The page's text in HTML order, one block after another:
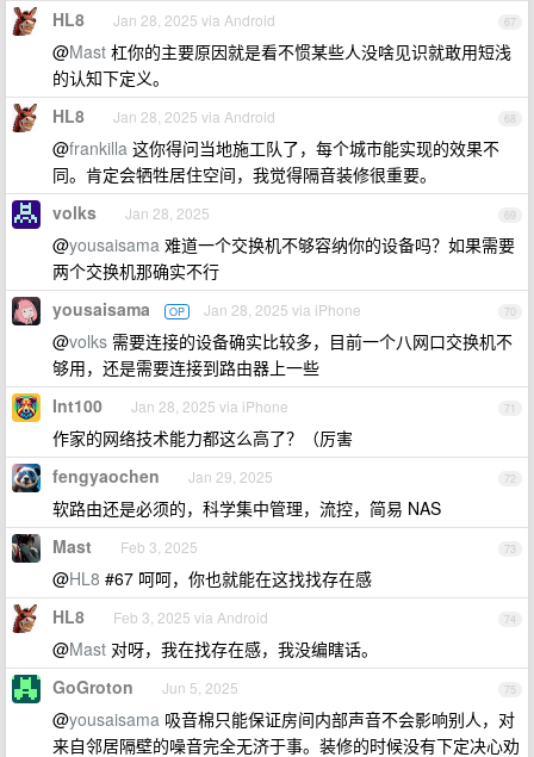
67
HL8 Jan 28, 2025 via Android
@Mast 杠你的主要原因就是看不惯某些人没啥见识就敢用短浅
的认知下定义。
68
HL8 Jan 28, 2025 via Android
@frankilla 这你得问当地施工队了，每个城市能实现的效果不
同。肯定会牺牲居住空间，我觉得隔音装修很重要。
69
volks Jan 28, 2025
@yousaisama 难道一个交换机不够容纳你的设备吗？如果需要
两个交换机那确实不行
70
yousaisama OP Jan 28, 2025 via iPhone
@volks 需要连接的设备确实比较多，目前一个八网口交换机不
够用，还是需要连接到路由器上一些
71
Int100 Jan 28, 2025 via iPhone
作家的网络技术能力都这么高了？（厉害
72
fengyaochen Jan 29, 2025
软路由还是必须的，科学集中管理，流控，简易 NAS
73
Mast Feb 3, 2025
@HL8 #67 呵呵，你也就能在这找找存在感
74
HL8 Feb 3, 2025 via Android
@Mast 对呀，我在找存在感，我没编瞎话。
75
GoGroton Jun 5, 2025
@yousaisama 吸音棉只能保证房间内部声音不会影响别人，对
来自邻居隔壁的噪音完全无济于事。装修的时候没有下定决心劝